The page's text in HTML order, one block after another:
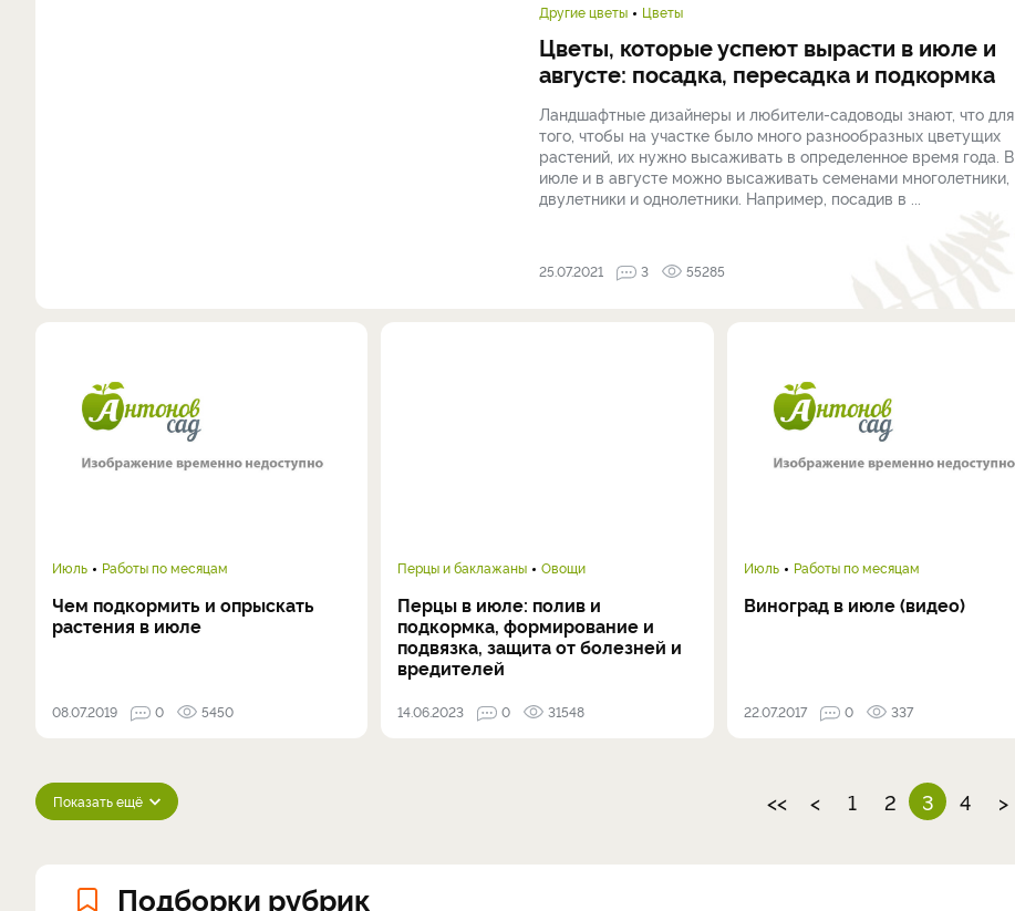
Другие цветы Цветы
Цветы, которые успеют вырасти в июле и
августе: посадка, пересадка и подкормка
Ландшафтные дизайнеры и любители-садоводы знают, что для
того, чтобы на участке было много разнообразных цветущих
растений, их нужно высаживать в определенное время года. В
июле и в августе можно высаживать семенами многолетники,
двулетники и однолетники. Например, посадив в ...
25.07.2021 3 55285
Июль Работы по месяцам
Чем подкормить и опрыскать
растения в июле
08.07.2019 0 5450
Перцы и баклажаны Овощи
Перцы в июле: полив и
подкормка, формирование и
подвязка, защита от болезней и
вредителей
14.06.2023 0 31548
Июль Работы по месяцам
Виноград в июле (видео)
22.07.2017 0 337
Показать ещё << < 1 2 3 4 >
Подборки рубрик